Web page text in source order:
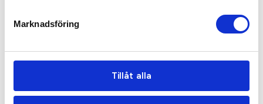
Marknadsföring
Tillåt alla